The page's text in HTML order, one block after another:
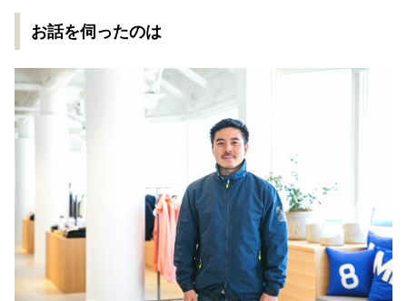
お話を伺ったのは